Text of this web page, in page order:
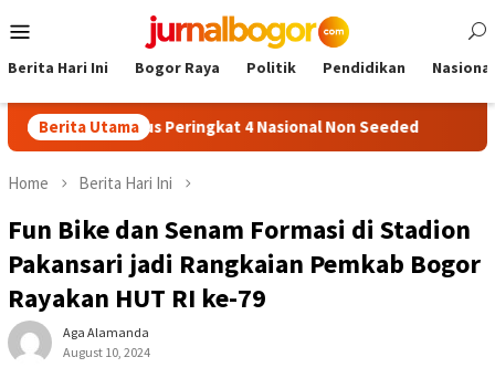
to
Menu
Berita Hari Ini Bogor Raya Politik Pendidikan Nasional
Berita Utama
Tembus Peringkat 4 Nasional Non Seeded 40 Peserta
Home Berita Hari Ini
Fun Bike dan Senam Formasi di Stadion
Pakansari jadi Rangkaian Pemkab Bogor
Rayakan HUT RI ke-79
Aga Alamanda
August 10, 2024